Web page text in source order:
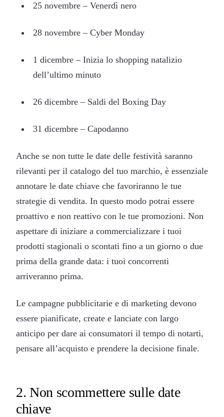
25 novembre – Venerdì nero
28 novembre – Cyber Monday
1 dicembre – Inizia lo shopping natalizio
dell’ultimo minuto
26 dicembre – Saldi del Boxing Day
31 dicembre – Capodanno
Anche se non tutte le date delle festività saranno
rilevanti per il catalogo del tuo marchio, è essenziale
annotare le date chiave che favoriranno le tue
strategie di vendita. In questo modo potrai essere
proattivo e non reattivo con le tue promozioni. Non
aspettare di iniziare a commercializzare i tuoi
prodotti stagionali o scontati fino a un giorno o due
prima della grande data: i tuoi concorrenti
arriveranno prima.
Le campagne pubblicitarie e di marketing devono
essere pianificate, create e lanciate con largo
anticipo per dare ai consumatori il tempo di notarti,
pensare all’acquisto e prendere la decisione finale.
2. Non scommettere sulle date
chiave